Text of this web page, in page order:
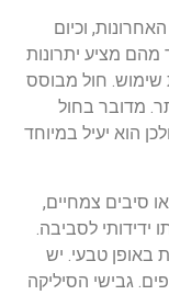
האחרונות, וכיום
מהם מציע יתרונות
שימוש. חול מבוסס
. מדובר בחול
ולכן הוא יעיל במיוחד
או סיבים צמחיים,
ידידותי לסביבה
באופן טבעי יש
גבישי הסיליקה